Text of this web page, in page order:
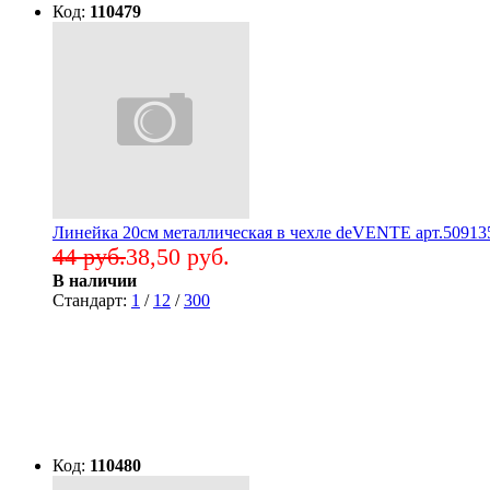
Код: 110479
Линейка 20см металлическая в чехле deVENTE
38,50 руб.
44 руб.
В наличии
Стандарт: 1 / 12 /300
Код: 110480